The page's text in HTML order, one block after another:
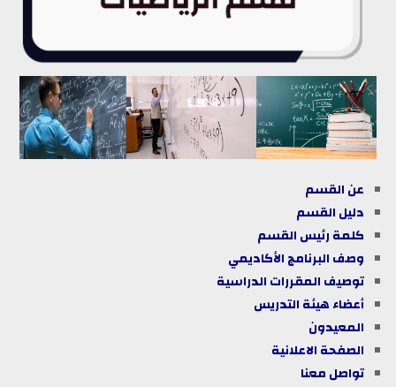
عن القسم
دليلالقسم
كلمة رئيس القسم
وصف البرنامج الأكاديمي
توصيف المقررات الدراسية
أعضاء هيئة التدريس
المعيدون
الصفحة الاعلانية
تواصل معنا